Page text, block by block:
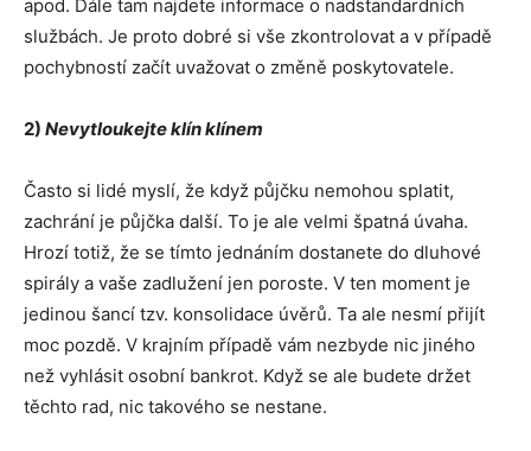
apod. Dále tam najdete informace o nadstandardních
službách. Je proto dobré si vše zkontrolovat a v případě
pochybností začít uvažovat o změně poskytovatele.
2) Nevytloukejte klín klínem
Často si lidé myslí, že když půjčku nemohou splatit,
zachrání je půjčka další. To je ale velmi špatná úvaha.
Hrozí totiž, že se tímto jednáním dostanete do dluhové
spirály a vaše zadlužení jen poroste. V ten moment je
jedinou šancí tzv. konsolidace úvěrů. Ta ale nesmí přijít
moc pozdě. V krajním případě vám nezbyde nic jiného
než vyhlásit osobní bankrot. Když se ale budete držet
těchto rad, nic takového se nestane.